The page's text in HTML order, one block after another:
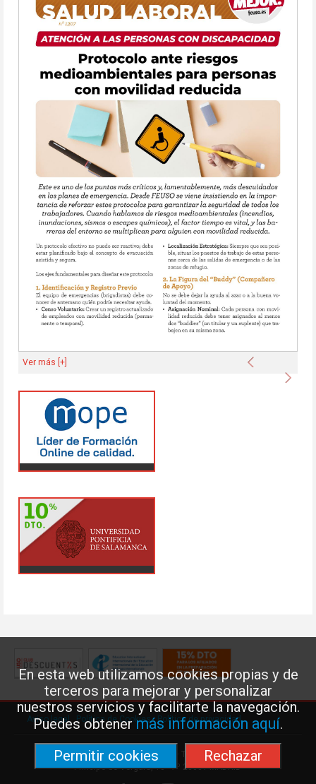
En esta web utilizamos cookies propias y de
terceros para mejorar y personalizar
nuestros servicios y facilitarte la navegación.
Puedes obtenermás información aquí.
Permitir cookies
Rechazar
Anterior
Ver más [+]
Aviso legal·Política de Cookies·Política de privacidad
Federación de Enseñanza de USO · Teléfono: 91 577 41 13 ·
Príncipe de Vergara, 13 · 7º 28001 MADRID